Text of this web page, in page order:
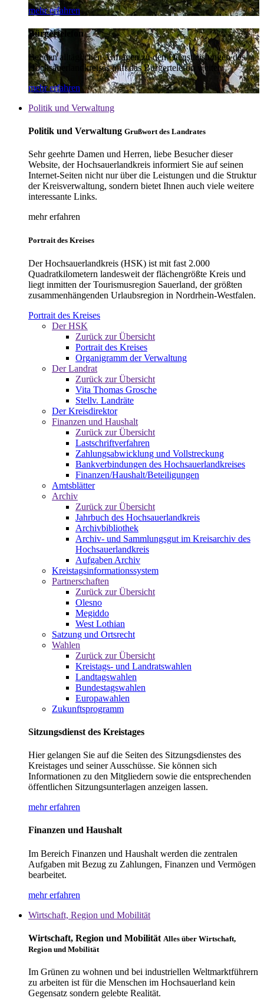
mehr erfahren
Bürgertelefon
Bei den alltäglichen Anfragen zu den Dienstleistungen des
Hochsauerlandkreises hilft das Bürgertelefon weiter.
mehr erfahren
Politik und Verwaltung
Politik und Verwaltung Grußwort des Landrates
Sehr geehrte Damen und Herren, liebe Besucher dieser
Website, der Hochsauerlandkreis informiert Sie auf seinen
Internet-Seiten nicht nur über die Leistungen und die Struktur
der Kreisverwaltung, sondern bietet Ihnen auch viele weitere
interessante Links.
mehr erfahren
Portrait des Kreises
Der Hochsauerlandkreis (HSK) ist mit fast 2.000
Quadratkilometern landesweit der flächengrößte Kreis und
liegt inmitten der Tourismusregion Sauerland, der größten
zusammenhängenden Urlaubsregion in Nordrhein-Westfalen.
Portrait des Kreises
Der HSK
Zurück zur Übersicht
Portrait des Kreises
Organigramm der Verwaltung
Der Landrat
Zurück zur Übersicht
Vita Thomas Grosche
Stellv. Landräte
Der Kreisdirektor
Finanzen und Haushalt
Zurück zur Übersicht
Lastschriftverfahren
Zahlungsabwicklung und Vollstreckung
Bankverbindungen des Hochsauerlandkreises
Finanzen/Haushalt/Beteiligungen
Amtsblätter
Archiv
Zurück zur Übersicht
Jahrbuch des Hochsauerlandkreis
Archivbibliothek
Archiv- und Sammlungsgut im Kreisarchiv des
Hochsauerlandkreis
Aufgaben Archiv
Kreistagsinformationssystem
Partnerschaften
Zurück zur Übersicht
Olesno
Megiddo
West Lothian
Satzung und Ortsrecht
Wahlen
Zurück zur Übersicht
Kreistags- und Landratswahlen
Landtagswahlen
Bundestagswahlen
Europawahlen
Zukunftsprogramm
Sitzungsdienst des Kreistages
Hier gelangen Sie auf die Seiten des Sitzungsdienstes des
Kreistages und seiner Ausschüsse. Sie können sich
Informationen zu den Mitgliedern sowie die entsprechenden
öffentlichen Sitzungsunterlagen anzeigen lassen.
mehr erfahren
Finanzen und Haushalt
Im Bereich Finanzen und Haushalt werden die zentralen
Aufgaben mit Bezug zu Zahlungen, Finanzen und Vermögen
bearbeitet.
mehr erfahren
Wirtschaft, Region und Mobilität
Wirtschaft, Region und Mobilität Alles über Wirtschaft,
Region und Mobilität
Im Grünen zu wohnen und bei industriellen Weltmarktführern
zu arbeiten ist für die Menschen im Hochsauerland kein
Gegensatz sondern gelebte Realität.